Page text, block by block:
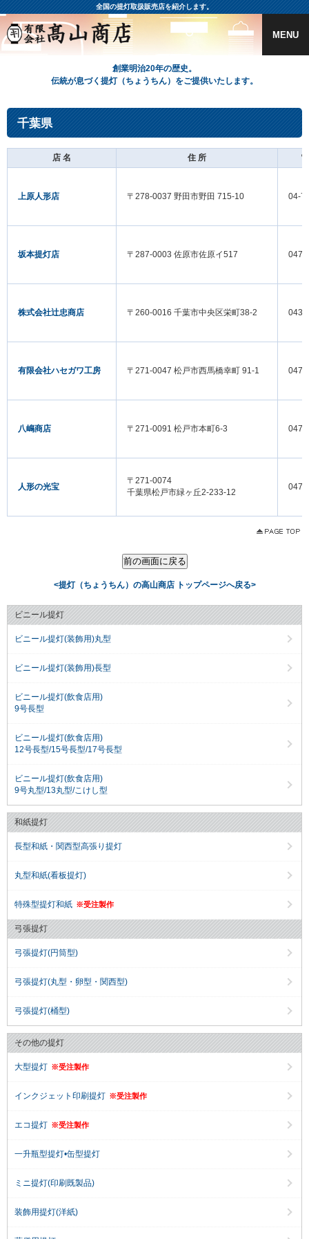
全国の提灯取扱販売店を紹介します。
MENU
創業明治20年の歴史。
伝統が息づく提灯（ちょうちん）をご提供いたします。
千葉県
店 名 住 所
上原人形店 〒278-0037 野田市野田 715-10 04-
坂本提灯店 〒287-0003 佐原市佐原イ517
株式会社辻忠商店 〒260-0016 千葉市中央区栄町38-2 043-
有限会社ハセガワ工房 〒271-0047 松戸市西馬橋幸町 91-1 047-
八嶋商店 〒271-0091 松戸市本町6-3 047-
人形の光宝
〒271-0074
千葉県松戸市緑ヶ丘2-233-12
047-
<提灯（ちょうちん）の高山商店 トップページへ戻る>
ビニール提灯
ビニール提灯(装飾用)丸型
ビニール提灯(装飾用)長型
ビニール提灯(飲食店用)
9号長型
ビニール提灯(飲食店用)
12号長型/15号長型/17号長型
ビニール提灯(飲食店用)
9号丸型/13丸型/こけし型
和紙提灯
長型和紙・関西型高張り提灯
丸型和紙(看板提灯)
特殊型提灯和紙 ※受注製作
弓張提灯
弓張提灯(円筒型)
弓張提灯(丸型・卵型・関西型)
弓張提灯(桶型)
その他の提灯
大型提灯 ※受注製作
インクジェット印刷提灯 ※受注製作
エコ提灯 ※受注製作
一升瓶型提灯•缶型提灯
ミニ提灯(印刷既製品)
装飾用提灯(洋紙)